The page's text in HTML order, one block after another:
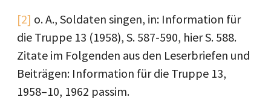
[2] o. A., Soldaten singen, in: Information für
die Truppe 13 (1958), S. 587-590, hier S. 588.
Zitate im Folgenden aus den Leserbriefen und
Beiträgen: Information für die Truppe 13,
1958–10, 1962 passim.